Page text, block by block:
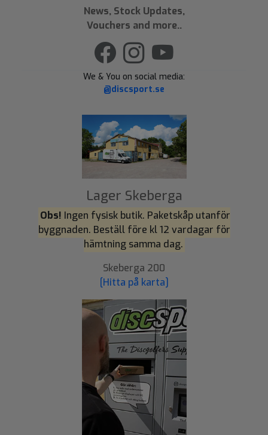
News, Stock Updates,
Vouchers and more..
We & You on social media:
@discsport.se
Lager Skeberga
Obs! Ingen fysisk butik. Paketskåp utanför
byggnaden. Beställ före kl 12 vardagar för
hämtning samma dag.
Skeberga 200
[Hitta på karta]